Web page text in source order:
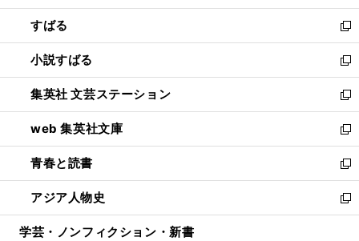
開
く
ウ
で
開
く
ン
ド
ウ
で
開
く
すばる
新
し
い
ウ
ィ
ン
ド
ウ
で
開
く
小説すばる
新
し
い
ウ
ィ
ン
ド
ウ
で
開
集英社 文芸ステーション
新
し
い
ウ
ィ
ン
ド
ウ
web 集英社文庫
新
し
い
ウ
ィ
ン
青春と読書
新
し
い
ウ
アジア人物史
新
し
学芸・ノンフィクション・新書